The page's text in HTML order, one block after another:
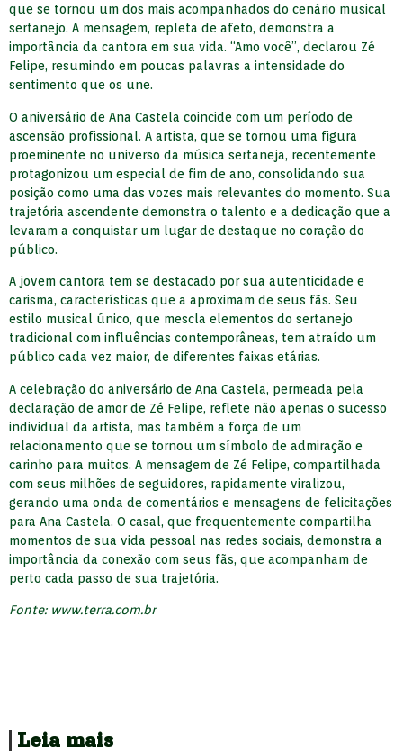
que se tornou um dos mais acompanhados do cenário musical
sertanejo. A mensagem, repleta de afeto, demonstra a
importância da cantora em sua vida. “Amo você”, declarou Zé
Felipe, resumindo em poucas palavras a intensidade do
sentimento que os une.
O aniversário de Ana Castela coincide com um período de
ascensão profissional. A artista, que se tornou uma figura
proeminente no universo da música sertaneja, recentemente
protagonizou um especial de fim de ano, consolidando sua
posição como uma das vozes mais relevantes do momento. Sua
trajetória ascendente demonstra o talento e a dedicação que a
levaram a conquistar um lugar de destaque no coração do
público.
A jovem cantora tem se destacado por sua autenticidade e
carisma, características que a aproximam de seus fãs. Seu
estilo musical único, que mescla elementos do sertanejo
tradicional com influências contemporâneas, tem atraído um
público cada vez maior, de diferentes faixas etárias.
A celebração do aniversário de Ana Castela, permeada pela
declaração de amor de Zé Felipe, reflete não apenas o sucesso
individual da artista, mas também a força de um
relacionamento que se tornou um símbolo de admiração e
carinho para muitos. A mensagem de Zé Felipe, compartilhada
com seus milhões de seguidores, rapidamente viralizou,
gerando uma onda de comentários e mensagens de felicitações
para Ana Castela. O casal, que frequentemente compartilha
momentos de sua vida pessoal nas redes sociais, demonstra a
importância da conexão com seus fãs, que acompanham de
perto cada passo de sua trajetória.
Fonte: www.terra.com.br
Leia mais